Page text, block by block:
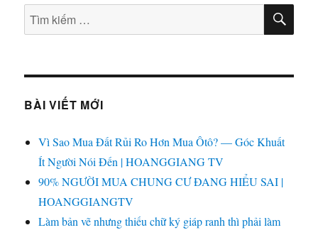
Tìm
kiếm:
TÌM
BÀI VIẾT MỚI
Vì Sao Mua Đất Rủi Ro Hơn Mua Ôtô? — Góc Khuất
Ít Người Nói Đến | HOANGGIANG TV
90% NGƯỜI MUA CHUNG CƯ ĐANG HIỂU SAI |
HOANGGIANGTV
Làm bản vẽ nhưng thiếu chữ ký giáp ranh thì phải làm